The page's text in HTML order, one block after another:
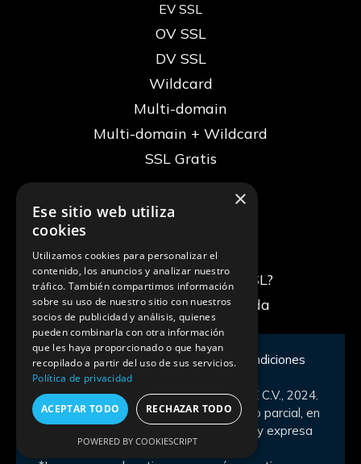
EV SSL
OV SSL
DV SSL
Wildcard
Multi-domain
Multi-domain + Wildcard
SSL Gratis
Recursos
Blog
¿Qué es un certificado SSL?
La conexión no es privada
Aviso de privacidad|Términos y condiciones
D.R., © CERTSUPERIOR, S. DE R.L. DE C.V., 2024.
Queda prohibida la reproducción total o parcial, en
cualquier forma o medio, sin la previa y expresa
autorización de su titular.
×
Ese sitio web utiliza
cookies
Utilizamos cookies para personalizar el
contenido, los anuncios y analizar nuestro
tráfico. También compartimos información
sobre su uso de nuestro sitio con nuestros
socios de publicidad y análisis, quienes
pueden combinarla con otra información
que les haya proporcionado o que hayan
recopilado a partir del uso de sus servicios.
Política de privacidad
ACEPTAR TODO RECHAZAR TODO
POWERED BY COOKIESCRIPT